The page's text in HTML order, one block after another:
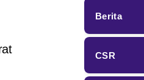
Berita
CSR